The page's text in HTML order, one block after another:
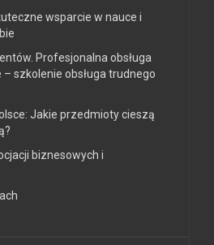
wsparcie w nauce i
Profesjonalna obsługa
– szkolenie obsługa trudnego
Jakie przedmioty cieszą
biznesowych i